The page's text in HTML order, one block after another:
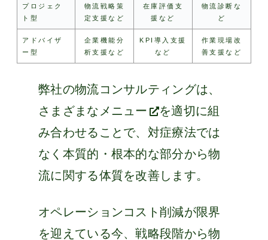
プロジェク
ト型
物流戦略策
定支援など
在庫評価支
援など
物流診断な
ど
アドバイザ
ー型
企業機能分
析支援など
KPI導入支援
など
作業現場改
善支援など
弊社の物流コンサルティングは、
さまざまなメニュー
を適切に組
み合わせることで、対症療法では
なく本質的・根本的な部分から物
流に関する体質を改善します。
オペレーションコスト削減が限界
を迎えている今、戦略段階から物